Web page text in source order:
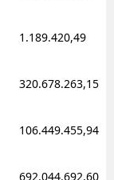
1.189.420,49
320.678.263,15
106.449.455,94
692.044.692,60